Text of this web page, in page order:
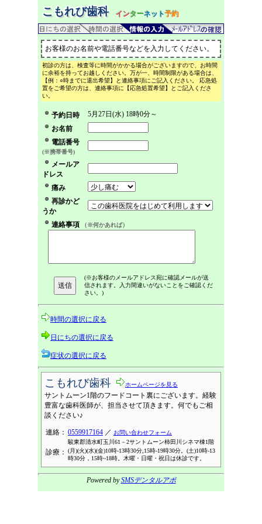
こもれび歯科 インターネット予約
お客様のお名前や電話番号などを入力してください。
初診の方は、検査等に時間がかかる場合がございますので、お時間
に余裕を持ってお越しください。万が一、時間制限がある場合は、
【例：○時までに退出希望】と連絡事項にご記入ください。 応急処
置をご希望の方は、連絡事項に【応急処置希望】とご記入くださ
い。
予約日時
5月27日(水) 18時0分～
お名前
電話番号
(※携帯番号)
メールア
ドレス
痛み
再診かど
うか
連絡事項
（※何かあれば）
(※お客様のメールアドレス宛に確認メールが送
信されます。入力間違いがないことをご確認くだ
さい。)
時間の選択に戻る
日にちの選択に戻る
症状の選択に戻る
こもれび歯科 ホームページを見る
サントムーン1階のフードコート裏にございます。経験
豊富な歯科医師が、担当させて頂きます。何でもご相
談ください♪
連絡： 0559917164 ／ お問い合わせフォーム
駿東郡清水町玉川61－2サントムーン柿田川シネマ棟1階
診療：
(月)(火)(水)(金)10時-13時30分,15時-19時30分。(土)10時-13
時30分，15時~18時。木曜・日曜・祝日は休診です。
Powered bySMSデンタルアポ